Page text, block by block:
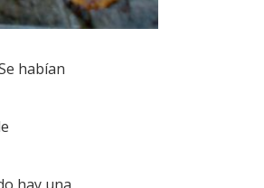
habían